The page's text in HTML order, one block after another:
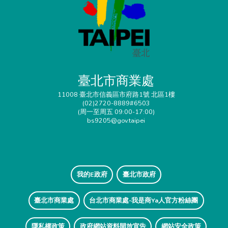
臺北市商業處
11008 臺北市信義區市府路1號 北區1樓
(02)2720-8889#6503
(周一至周五 09:00-17:00)
bs9205@gov.taipei
我的E政府 臺北市政府
臺北市商業處 台北市商業處-我是商Ya人官方粉絲團